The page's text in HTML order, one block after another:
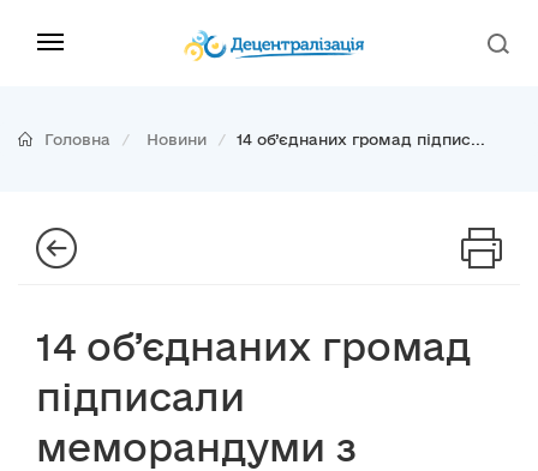
Головна Новини 14 об’єднаних громад підпис...
14 об’єднаних громад
підписали
меморандуми з